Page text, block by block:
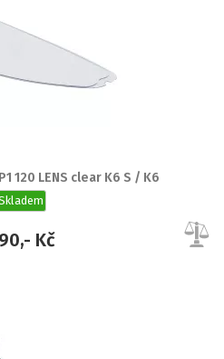
120 LENS clear K6 S / K6
Kč